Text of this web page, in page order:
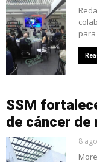
SSM
de cáncer de
8